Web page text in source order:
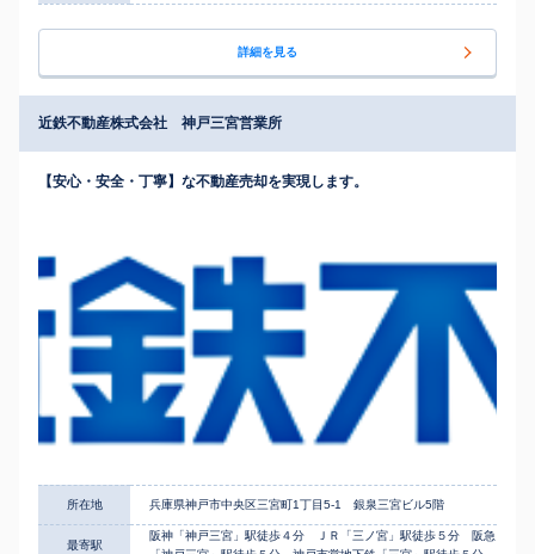
詳細を見る
近鉄不動産株式会社 神戸三宮営業所
【安心・安全・丁寧】な不動産売却を実現します。
所在地 兵庫県神戸市中央区三宮町1丁目5-1 銀泉三宮ビル5階
最寄駅
阪神「神戸三宮」駅徒歩４分 ＪＲ「三ノ宮」駅徒歩５分 阪急